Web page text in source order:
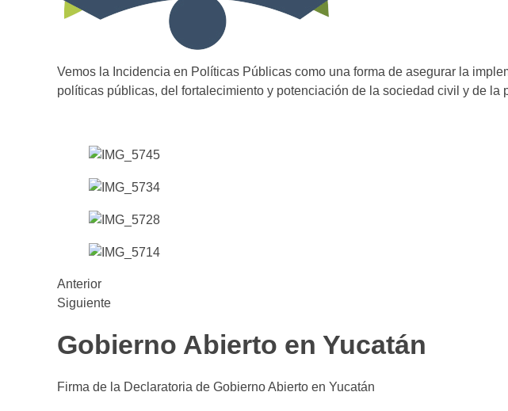
Vemos la Incidencia en Políticas Públicas como una forma de asegurar la
políticas públicas, del fortalecimiento y potenciación de la sociedad civil y de la
Anterior
Siguiente
Gobierno Abierto en Yucatán
Firma de la Declaratoria de Gobierno Abierto en Yucatán